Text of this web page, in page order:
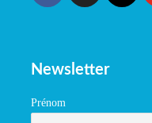
Newsletter
Prénom